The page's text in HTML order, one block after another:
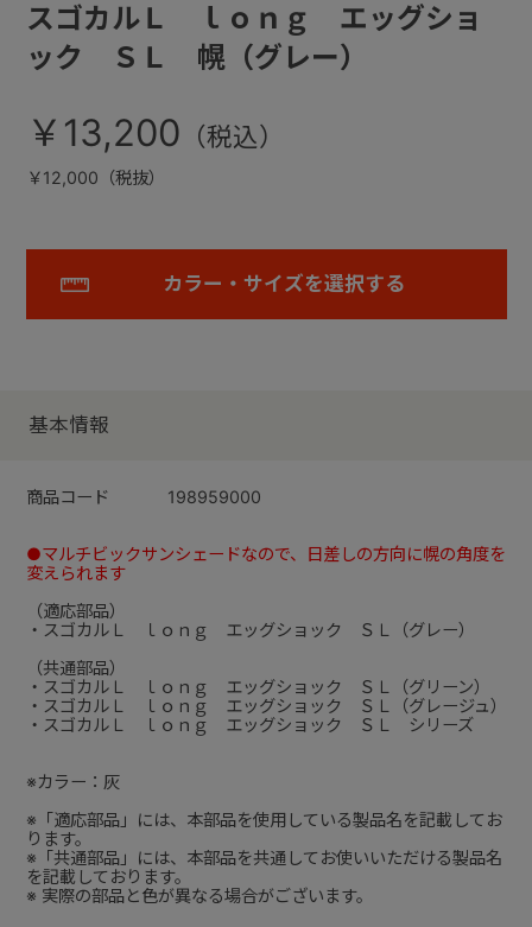
スゴカルＬ ｌｏｎｇ エッグショ
ック ＳＬ 幌（グレー）
￥13,200
￥12,000（税抜）
カラー・サイズを選択する
基本情報
商品コード 198959000
●マルチビックサンシェードなので、日差しの方向に幌の角度を
変えられます
（適応部品）
・スゴカルＬ ｌｏｎｇ エッグショック ＳＬ（グレー）
（共通部品）
・スゴカルＬ ｌｏｎｇ エッグショック ＳＬ（グリーン）
・スゴカルＬ ｌｏｎｇ エッグショック ＳＬ（グレージュ）
・スゴカルＬ ｌｏｎｇ エッグショック ＳＬ シリーズ
※カラー：灰
※「適応部品」には、本部品を使用している製品名を記載してお
ります。
※「共通部品」には、本部品を共通してお使いいただける製品名
を記載しております。
※ 実際の部品と色が異なる場合がございます。